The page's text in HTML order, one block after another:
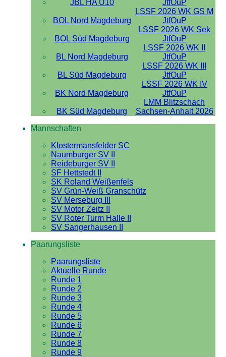
JBL HA U10
JtfOuP
BOL Nord Magdeburg
LSSF 2026 WK GS M
JtfOuP
BOL Süd Magdeburg
LSSF 2026 WK Sek
JtfOuP
BL Nord Magdeburg
LSSF 2026 WK II
JtfOuP
BL Süd Magdeburg
LSSF 2026 WK III
JtfOuP
BK Nord Magdeburg
LSSF 2026 WK IV
JtfOuP
BK Süd Magdeburg
LMM Blitzschach
Sachsen-Anhalt 2026
Mannschaften
Klostermansfelder SC
Naumburger SV II
Reideburger SV II
SF Hettstedt II
SK Roland Weißenfels
SV Grün-Weiß Granschütz
SV Merseburg III
SV Motor Zeitz II
SV Roter Turm Halle II
SV Sangerhausen II
Paarungsliste
Paarungsliste
Aktuelle Runde
Runde 1
Runde 2
Runde 3
Runde 4
Runde 5
Runde 6
Runde 7
Runde 8
Runde 9